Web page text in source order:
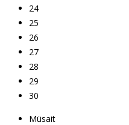
24
25
26
27
28
29
30
Müsait